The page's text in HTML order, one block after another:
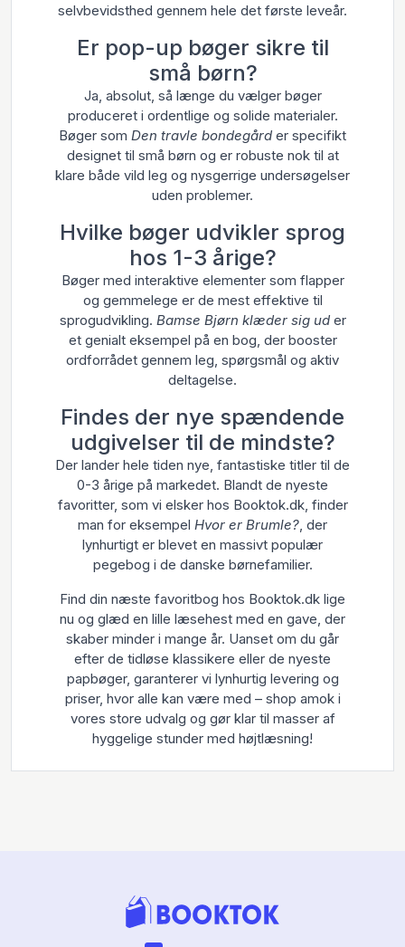
selvbevidsthed gennem hele det første leveår.
Er pop-up bøger sikre til
små børn?
Ja, absolut, så længe du vælger bøger
produceret i ordentlige og solide materialer.
Bøger som Den travle bondegård er specifikt
designet til små børn og er robuste nok til at
klare både vild leg og nysgerrige undersøgelser
uden problemer.
Hvilke bøger udvikler sprog
hos 1-3 årige?
Bøger med interaktive elementer som flapper
og gemmelege er de mest effektive til
sprogudvikling. Bamse Bjørn klæder sig uder
et genialt eksempel på en bog, der booster
ordforrådet gennem leg, spørgsmål og aktiv
deltagelse.
Findes der nye spændende
udgivelser til de mindste?
Der lander hele tiden nye, fantastiske titler til de
0-3 årige på markedet. Blandt de nyeste
favoritter, som vi elsker hos Booktok.dk, finder
man for eksempel Hvor er Brumle?, der
lynhurtigt er blevet en massivt populær
pegebog i de danske børnefamilier.
Find din næste favoritbog hos Booktok.dk lige
nu og glæd en lille læsehest med en gave, der
skaber minder i mange år. Uanset om du går
efter de tidløse klassikere eller de nyeste
papbøger, garanterer vi lynhurtig levering og
priser, hvor alle kan være med – shop amok i
vores store udvalg og gør klar til masser af
hyggelige stunder med højtlæsning!